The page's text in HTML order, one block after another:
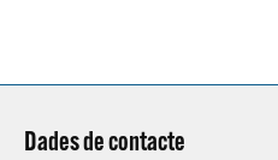
Dades de contacte